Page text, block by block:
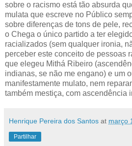
sobre o racismo está tão absurda
mulata que escreve no Público
sobre diferenças de tons de pele,
o Chega o único partido a ter
racializados (sem qualquer ironia,
perceber este conceito de pessoas
que elegeu Mithá Ribeiro
indianas, se não me engano) e um
manifestamente mulato, nem
também mestiça, com ascendência
Henrique Pereira dos Santos at março
Partilhar